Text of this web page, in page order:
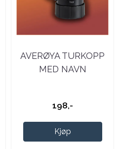
AVERØYA TURKOPP
MED NAVN
198,-
Kjøp